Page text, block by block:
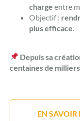
charge entre
Objectif :
plus efficace.
Depuis sa
centaines de
EN SAVOIR